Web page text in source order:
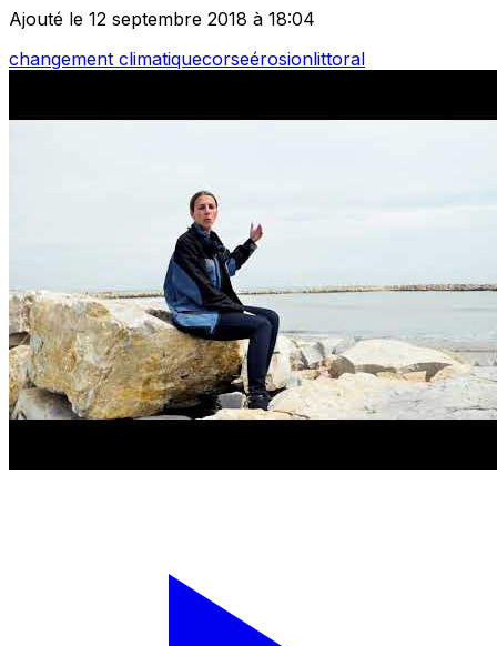
Ajouté le 12 septembre 2018 à 18:04
changement climatiquecorseérosionlittoral